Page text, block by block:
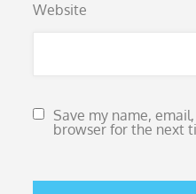
Website
Save my name,
browser for the next